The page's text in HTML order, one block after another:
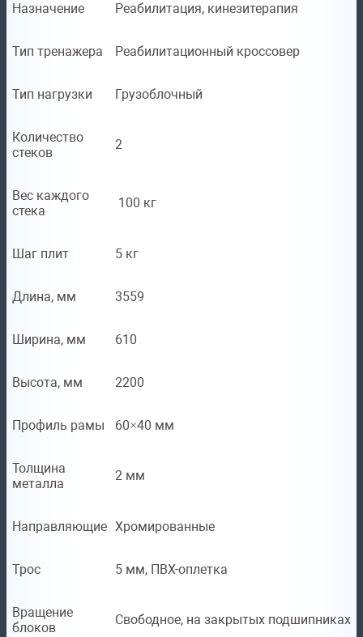
Назначение Реабилитация, кинезитерапия
Тип тренажера Реабилитационный кроссовер
Тип нагрузки Грузоблочный
Количество
стеков
2
Вес каждого
стека
100 кг
Шаг плит 5 кг
Длина, мм 3559
Ширина, мм 610
Высота, мм 2200
Профиль рамы 60×40 мм
Толщина
металла
2 мм
Направляющие Хромированные
Трос 5 мм, ПВХ-оплетка
Вращение
блоков
Свободное, на закрытых подшипниках